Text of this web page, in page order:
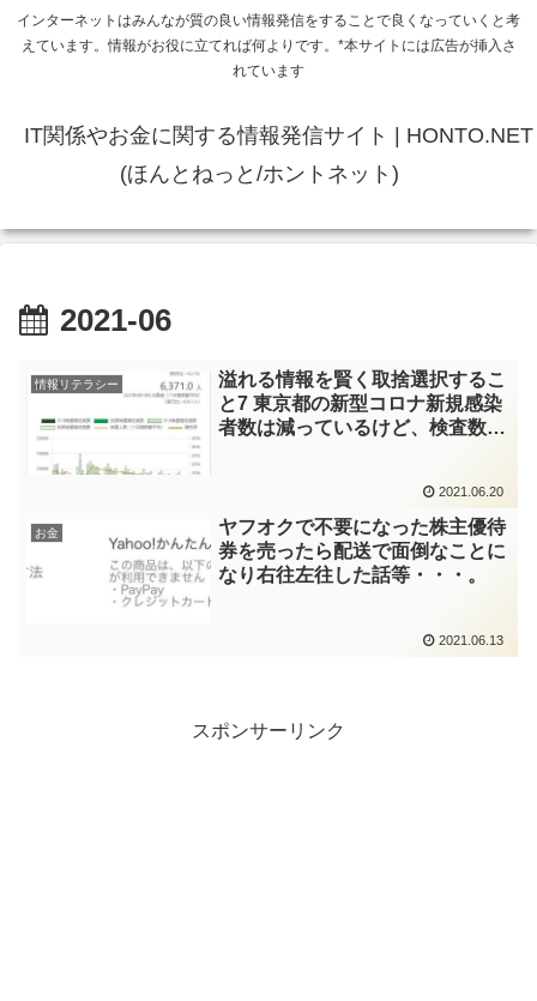
インターネットはみんなが質の良い情報発信をすることで良くなっていくと考
えています。情報がお役に立てれば何よりです。*本サイトには広告が挿入さ
れています
IT関係やお金に関する情報発信サイト | HONTO.NET
(ほんとねっと/ホントネット)
2021-06
情報リテラシー
溢れる情報を賢く取捨選択するこ
と7 東京都の新型コロナ新規感染
者数は減っているけど、検査数が
2021.06.20
お金
ヤフオクで不要になった株主優待
券を売ったら配送で面倒なことに
なり右往左往した話等・・・。
2021.06.13
スポンサーリンク